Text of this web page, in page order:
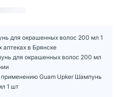
для окрашенных волос 200 мл 1
в Брянске
для окрашенных волос 200 мл
применению Guam Upker Шампунь
1 шт